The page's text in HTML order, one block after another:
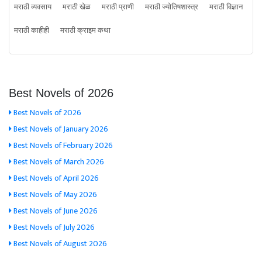
मराठी व्यवसाय
मराठी खेळ मराठी प्राणी मराठी ज्योतिषशास्त्र
मराठी विज्ञान
मराठी काहीही
मराठी क्राइम कथा
Best Novels of 2026
Best Novels of 2026
Best Novels of January 2026
Best Novels of February 2026
Best Novels of March 2026
Best Novels of April 2026
Best Novels of May 2026
Best Novels of June 2026
Best Novels of July 2026
Best Novels of August 2026